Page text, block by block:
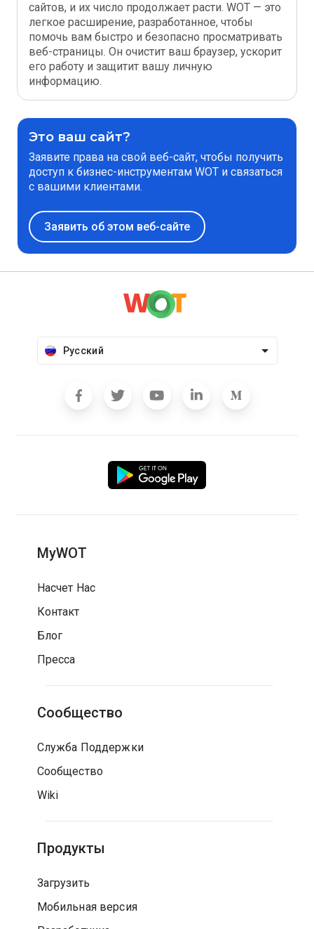
сайтов, и их число продолжает расти. WOT — это
легкое расширение, разработанное, чтобы
помочь вам быстро и безопасно просматривать
веб-страницы. Он очистит ваш браузер, ускорит
его работу и защитит вашу личную
информацию.
Это ваш сайт?
Заявите права на свой веб-сайт, чтобы получить
доступ к бизнес-инструментам WOT и связаться
с вашими клиентами.
Заявить об этом веб-сайте
Русский
MyWOT
Насчет Нас
Контакт
Блог
Пресса
Сообщество
Служба Поддержки
Сообщество
Wiki
Продукты
Загрузить
Мобильная версия